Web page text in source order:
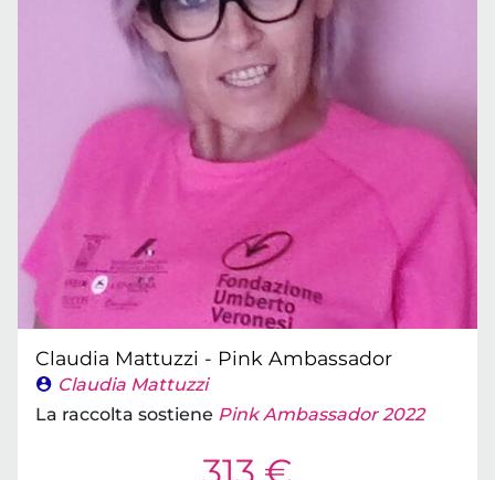
Claudia Mattuzzi - Pink Ambassador
Claudia Mattuzzi
La raccolta sostiene Pink Ambassador 2022